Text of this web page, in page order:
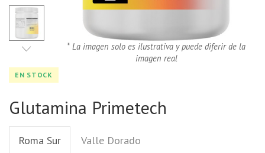
* La imagen solo es ilustrativa y puede diferir de la
imagen real
EN STOCK
Glutamina Primetech
Roma Sur Valle Dorado